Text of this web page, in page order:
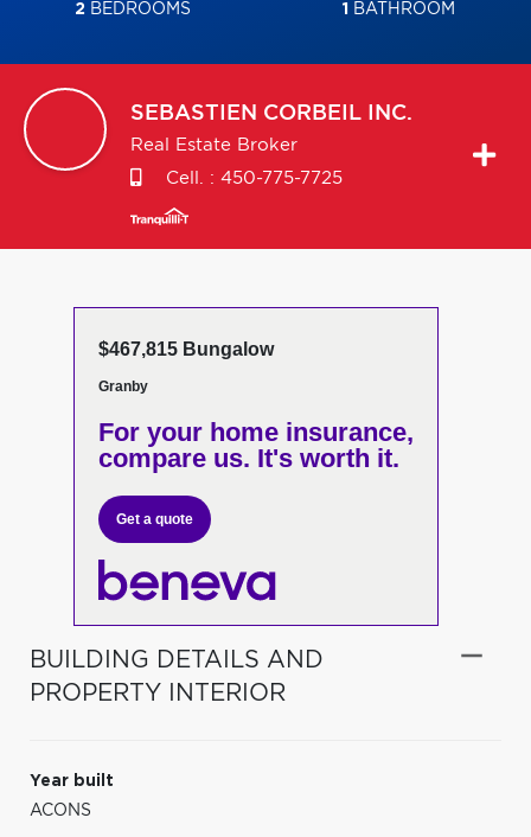
2 BEDROOMS 1 BATHROOM
SEBASTIEN CORBEIL INC.
Real Estate Broker
Cell. : 450-775-7725
$467,815 Bungalow
Granby
For your home insurance,
compare us. It's worth it.
Get a quote
BUILDING DETAILS AND
PROPERTY INTERIOR
Year built
ACONS